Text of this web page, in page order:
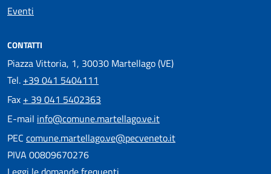
Eventi
CONTATTI
Piazza Vittoria, 1, 30030 Martellago (VE)
Tel. +39 041 5404111
Fax + 39 041 5402363
E-mail info@comune.martellago.ve.it
PEC comune.martellago.ve@pecveneto.it
PIVA 00809670276